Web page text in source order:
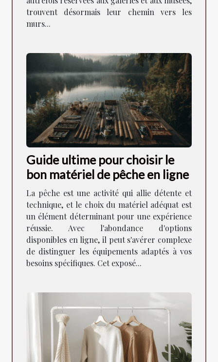
trouvent désormais leur chemin vers les
murs...
Guide ultime pour choisir le
bon matériel de pêche en ligne
La pêche est une activité qui allie détente et
technique, et le choix du matériel adéquat est
un élément déterminant pour une expérience
réussie. Avec l'abondance d'options
disponibles en ligne, il peut s'avérer complexe
de distinguer les équipements adaptés à vos
besoins spécifiques. Cet exposé...